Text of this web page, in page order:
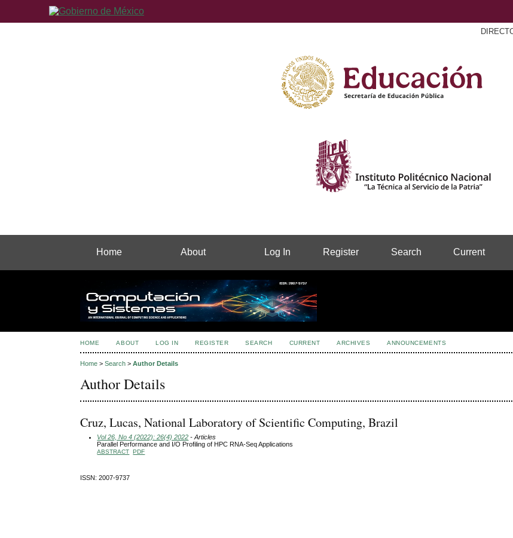
Home About Log In Register Search Current
HOME ABOUT LOG IN REGISTER SEARCH CURRENT ARCHIVES ANNOUNCEMENTS
Home >Search >Author Details
Author Details
Cruz, Lucas, National Laboratory of Scientific Computing, Brazil
Vol 26, No 4 (2022): 26(4) 2022 - Articles
Parallel Performance and I/O Profiling of HPC RNA-Seq Applications
ABSTRACT PDF
ISSN: 2007-9737